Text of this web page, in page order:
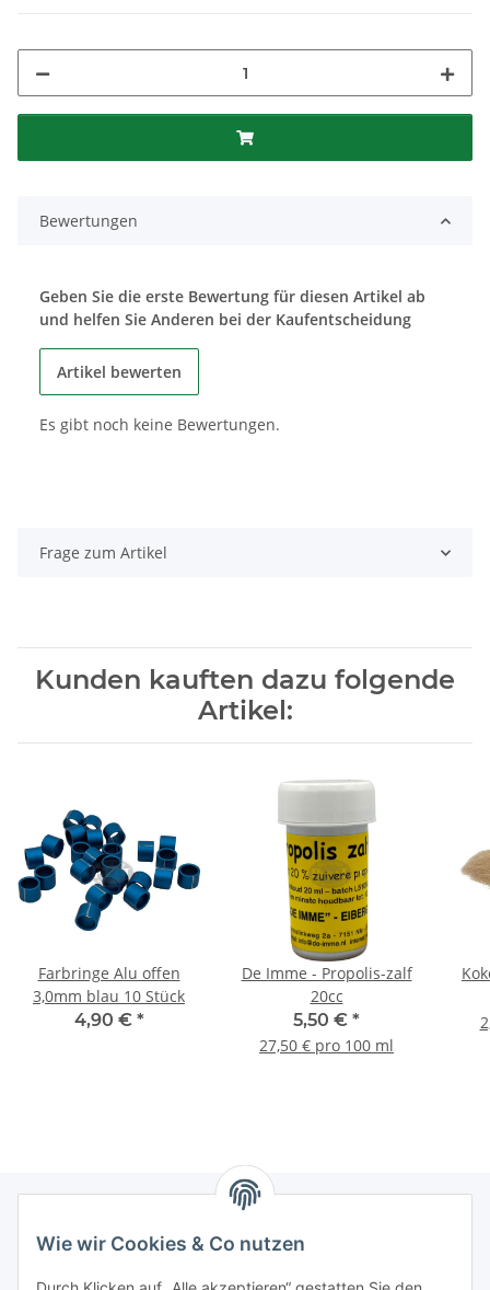
Wie wir Cookies & Co nutzen
Bewertungen
Geben Sie die erste Bewertung für diesen Artikel ab
und helfen Sie Anderen bei der Kaufentscheidung
Artikel bewerten
Es gibt noch keine Bewertungen.
Frage zum Artikel
Kunden kauften dazu folgende
Artikel:
Farbringe Alu offen
3,0mm blau 10 Stück
4,90 € *
De Imme - Propolis-zalf
20cc
5,50 € *
27,50 € pro 100 ml
Informationen